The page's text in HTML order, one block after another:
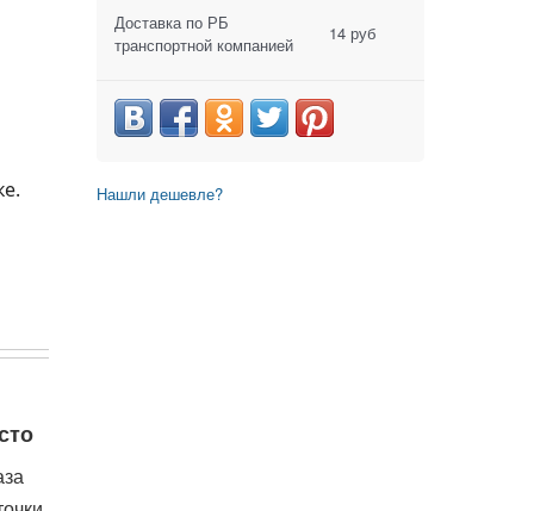
Доставка по РБ
транспортной компанией
14 руб
Нашли дешевле?